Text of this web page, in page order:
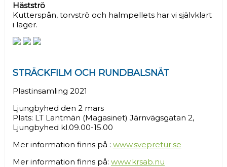
Hästströ
Kutterspån, torvströ och halmpellets har vi självklart
i lager.
STRÄCKFILM OCH RUNDBALSNÄT
Plastinsamling 2021
Ljungbyhed den 2 mars
Plats: LT Lantmän (Magasinet) Järnvägsgatan 2,
Ljungbyhed kl.09.00-15.00
Mer information finns på : www.svepretur.se
Mer information finns på: www.krsab.nu